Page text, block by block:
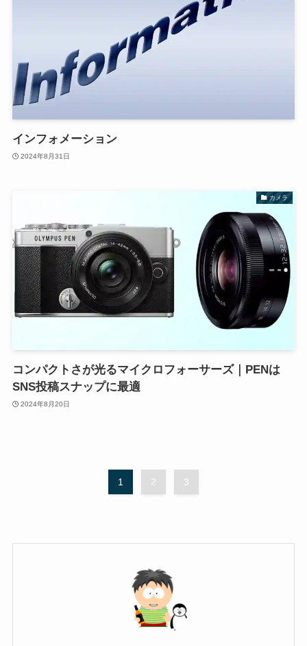
インフォメーション
2024年8月31日
カメラ
コンパクトさが光るマイクロフォーサーズ｜PENは
SNS投稿スナップに最適
2024年8月20日
1 2 3